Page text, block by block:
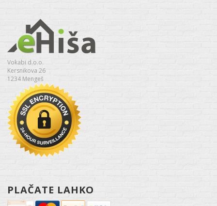
Vokabi d.o.o.
Kersnikova 26
1234 Mengeš
PLAČATE LAHKO